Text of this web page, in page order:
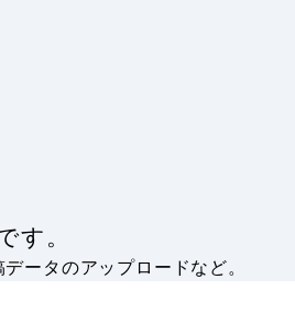
す。
ータのアップロードなど。